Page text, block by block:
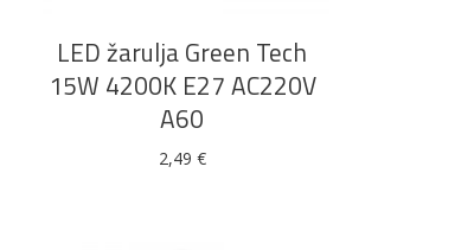
LED žarulja Green Tech
15W 4200K E27 AC220V
A60
2,49 €